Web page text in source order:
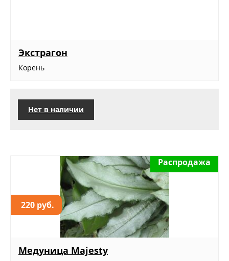
Экстрагон
Корень
Нет в наличии
220 руб.
Распродажа
Медуница Majesty